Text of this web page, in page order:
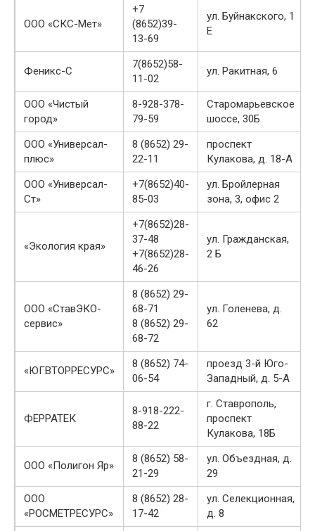
ООО «СКС-Мет»
+7
(8652)39-
13-69
ул. Буйнакского, 1
Е
Феникс-С
7(8652)58-
11-02
ул. Ракитная, 6
ООО «Чистый
город»
8-928-378-
79-59
Старомарьевское
шоссе, 30Б
ООО «Универсал-
плюс»
8 (8652) 29-
22-11
проспект
Кулакова, д. 18-А
ООО «Универсал-
Ст»
+7(8652)40-
85-03
ул. Бройлерная
зона, 3, офис 2
«Экология края»
+7(8652)28-
37-48
+7(8652)28-
46-26
ул. Гражданская,
2 Б
ООО «СтавЭКО-
сервис»
8 (8652) 29-
68-71
8 (8652) 29-
68-72
ул. Голенева, д.
62
«ЮГВТОРРЕСУРС»
8 (8652) 74-
06-54
проезд 3-й Юго-
Западный, д. 5-А
ФЕРРАТЕК
8-918-222-
88-22
г. Ставрополь,
проспект
Кулакова, 18Б
ООО «Полигон Яр»
8 (8652) 58-
21-29
ул. Объездная, д.
29
ООО
«РОСМЕТРЕСУРС»
8 (8652) 28-
17-42
ул. Селекционная,
д. 8